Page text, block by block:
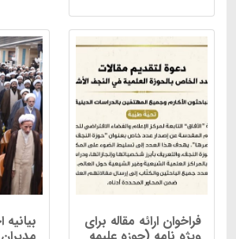
فراخوان ارائه مقاله برای